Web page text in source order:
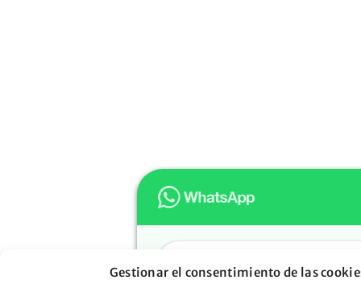
Gestionar el consentimiento de las
Hola